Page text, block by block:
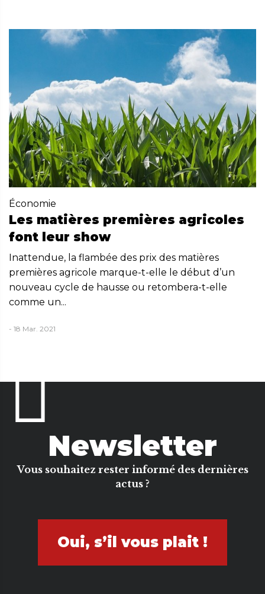
Économie
Les matières premières agricoles
font leur show
Inattendue, la flambée des prix des matières
premières agricole marque-t-elle le début d’un
nouveau cycle de hausse ou retombera-t-elle
comme un...
- 18 Mar. 2021
Newsletter
Vous souhaitez rester informé des dernières
actus ?
Oui, s’il vous plait !